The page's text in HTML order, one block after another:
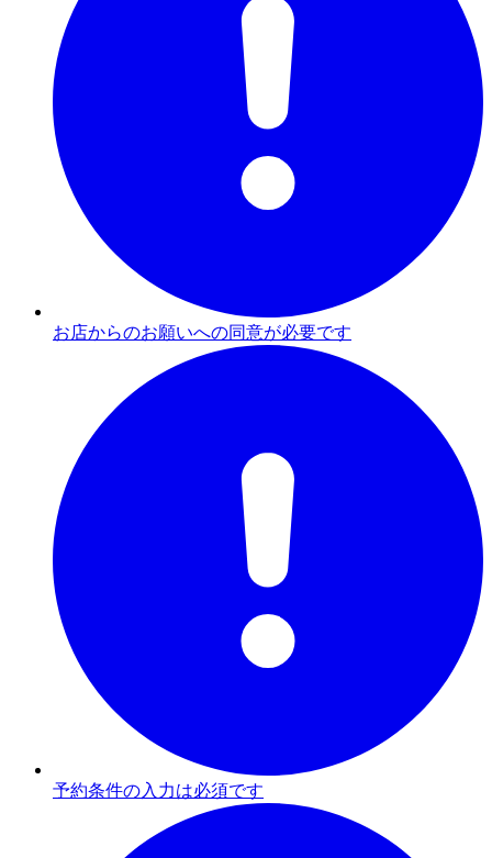
お店からのお願いへの同意が必要です
予約条件の入力は必須です